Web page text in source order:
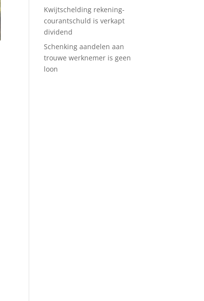
Kwijtschelding rekening-
courantschuld is verkapt
dividend
Schenking aandelen aan
trouwe werknemer is geen
loon